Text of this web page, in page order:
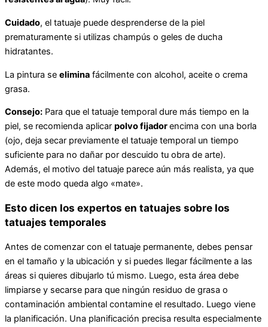
Cuidado, el tatuaje puede desprenderse de la piel
prematuramente si utilizas champús o geles de ducha
hidratantes.
La pintura se elimina fácilmente con alcohol, aceite o crema
grasa.
Consejo: Para que el tatuaje temporal dure más tiempo en la
piel, se recomienda aplicar polvo fijadorencima con una borla
(ojo, deja secar previamente el tatuaje temporal un tiempo
suficiente para no dañar por descuido tu obra de arte).
Además, el motivo del tatuaje parece aún más realista, ya que
de este modo queda algo «mate».
Esto dicen los expertos en tatuajes sobre los
tatuajes temporales
Antes de comenzar con el tatuaje permanente, debes pensar
en el tamaño y la ubicación y si puedes llegar fácilmente a las
áreas si quieres dibujarlo tú mismo. Luego, esta área debe
limpiarse y secarse para que ningún residuo de grasa o
contaminación ambiental contamine el resultado. Luego viene
la planificación. Una planificación precisa resulta especialmente